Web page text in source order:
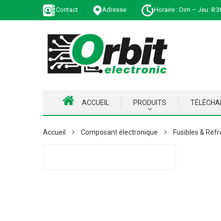
Contact Adresse Horaire : Dim – Jeu:
ACCUEIL PRODUITS
Accueil Composant électronique Fusibles &